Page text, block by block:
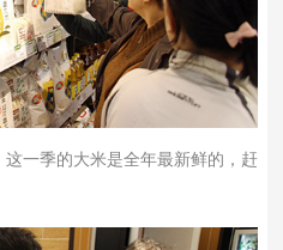
一季的大米是全年最新鲜的，赶